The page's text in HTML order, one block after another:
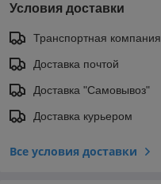
Условия доставки
Транспортная компания
Доставка почтой
Доставка "Самовывоз"
Доставка курьером
Все условия доставки